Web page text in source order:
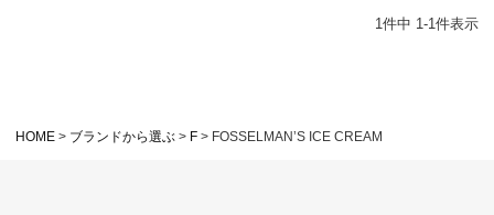
1件中 1-1件表示
HOME ブランドから選ぶ F FOSSELMAN’S ICE CREAM